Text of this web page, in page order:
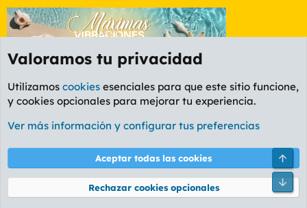
Etiquetas
Cookies
PL OLDSTYLE AMARILLO
Términos y reglas Política de privacidad Ayuda
Community platform by XenForo® © 2010-2026 XenForo Ltd.
Valoramos tu privacidad
Utilizamos cookies esenciales para que este sitio funcione,
y cookies opcionales para mejorar tu experiencia.
Ver más información y configurar tus preferencias
Aceptar todas las cookies
Rechazar cookies opcionales
Pie